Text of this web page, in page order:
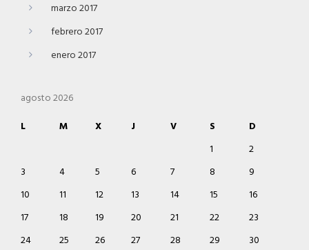
marzo 2017
febrero 2017
enero 2017
agosto 2026
L
M X J V S
D
1
2
3
4 5 6 7 8
9
10
11 12 13 14 15
16
17
18 19 20 21 22
23
24
25 26 27 28 29 30